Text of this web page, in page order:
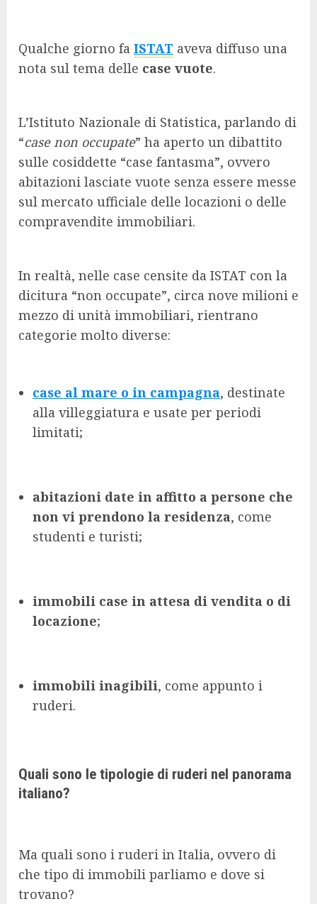
Qualche giorno fa ISTAT aveva diffuso una
nota sul tema delle case vuote.
L’Istituto Nazionale di Statistica, parlando di
“case non occupate” ha aperto un dibattito
sulle cosiddette “case fantasma”, ovvero
abitazioni lasciate vuote senza essere messe
sul mercato ufficiale delle locazioni o delle
compravendite immobiliari.
In realtà, nelle case censite da ISTAT con la
dicitura “non occupate”, circa nove milioni e
mezzo di unità immobiliari, rientrano
categorie molto diverse:
case al mare o in campagna, destinate
alla villeggiatura e usate per periodi
limitati;
abitazioni date in affitto a persone che
non vi prendono la residenza, come
studenti e turisti;
immobili case in attesa di vendita o di
locazione;
immobili inagibili, come appunto i
ruderi.
Quali sono le tipologie di ruderi nel panorama
italiano?
Ma quali sono i ruderi in Italia, ovvero di
che tipo di immobili parliamo e dove si
trovano?